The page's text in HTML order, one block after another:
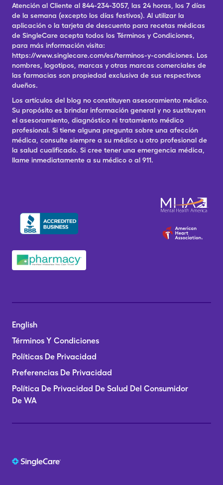
Atención al Cliente al 844-234-3057, las 24 horas, los 7 días
de la semana (excepto los días festivos). Al utilizar la
aplicación o la tarjeta de descuento para recetas médicas
de SingleCare acepta todos los Términos y Condiciones,
para más información visita:
https://www.singlecare.com/es/terminos-y-condiciones. Los
nombres, logotipos, marcas y otras marcas comerciales de
las farmacias son propiedad exclusiva de sus respectivos
dueños.
Los artículos del blog no constituyen asesoramiento médico.
Su propósito es brindar información general y no sustituyen
el asesoramiento, diagnóstico ni tratamiento médico
profesional. Si tiene alguna pregunta sobre una afección
médica, consulte siempre a su médico u otro profesional de
la salud cualificado. Si cree tener una emergencia médica,
llame inmediatamente a su médico o al 911.
English
Términos Y Condiciones
Políticas De Privacidad
Preferencias De Privacidad
Política De Privacidad De Salud Del Consumidor
De WA